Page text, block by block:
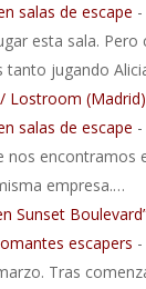
salas de escape
esta sala. Pero
tanto jugando
/ Lostroom
salas de escape
nos encontramos
empresa.…
Sunset
escapers
Tras